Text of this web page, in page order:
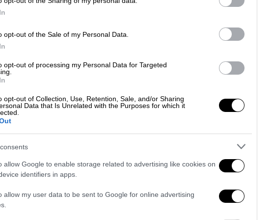
opt-out of the Sale of my Personal Data.
opt-out of processing my Personal Data for Targeted
opt-out of Collection, Use, Retention, Sale, and/or Sharing
Data that Is Unrelated with the Purposes for which it
allow Google to enable storage related to advertising like cookies on
identifiers in apps.
allow my user data to be sent to Google for online advertising
29.01.2026 09:02
Springsteen «ροκάρει» κατά
για την κρατική τρομοκρατία στη
Μινεάπολη
Springsteen) κυκλοφόρησε την
Τετάρτη ένα νέο τραγούδι
διαμαρτυρίας